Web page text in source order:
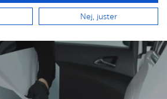
Nej, juster